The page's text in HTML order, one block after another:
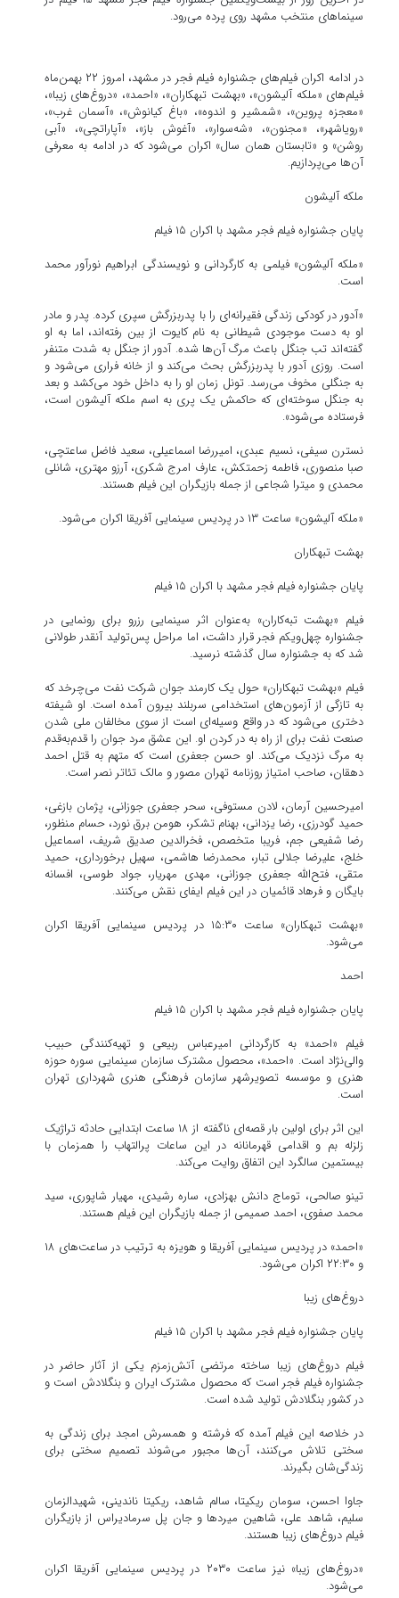
سینماهای منتخب مشهد روی پرده می‌رود.
در ادامه اکران فیلم‌های جشنواره فیلم فجر در مشهد، امروز ۲۲ بهمن‌ماه
فیلم‌های «ملکه آلیشون»، «بهشت تبهکاران»، «احمد»، «دروغ‌های زیبا»،
«معجزه پروین»، «شمشیر و اندوه»، «باغ کیانوش»، «آسمان غرب»،
«رویاشهر»، «مجنون»، «شه‌سوار»، «آغوش باز»، «آپاراتچی»، «آبی
روشن» و «تابستان همان سال» اکران می‌شود که در ادامه به معرفی
آن‌ها می‌پردازیم.
ملکه آلیشون
پایان جشنواره فیلم فجر مشهد با اکران ۱۵ فیلم
«ملکه آلیشون» فیلمی به کارگردانی و نویسندگی ابراهیم نورآور محمد
است.
«آدور در کودکی زندگی فقیرانه‌ای را با پدربزرگش سپری کرده. پدر و مادر
او به دست موجودی شیطانی به نام کایوت از بین رفته‌اند، اما به او
گفته‌اند تب جنگل باعث مرگ آن‌ها شده. آدور از جنگل به شدت متنفر
است. روزی آدور با پدربزرگش بحث می‌کند و از خانه فراری می‌شود و
به جنگلی مخوف می‌رسد. تونل زمان او را به داخل خود می‌کشد و بعد
به جنگل سوخته‌ای که حاکمش یک پری به اسم ملکه آلیشون است،
فرستاده می‌شود».
نسترن سیفی، نسیم عبدی، امیررضا اسماعیلی، سعید فاضل ساعتچی،
صبا منصوری، فاطمه زحمتکش، عارف امرج شکری، آرزو مهتری، شانلی
محمدی و میترا شجاعی از جمله بازیگران این فیلم هستند.
«ملکه آلیشون» ساعت ۱۳ در پردیس سینمایی آفریقا اکران می‌شود.
بهشت تبهکاران
پایان جشنواره فیلم فجر مشهد با اکران ۱۵ فیلم
فیلم «بهشت تبه‌کاران» به‌عنوان اثر سینمایی رزرو برای رونمایی در
جشنواره چهل‌ویکم فجر قرار داشت، اما مراحل پس‌تولید آنقدر طولانی
شد که به جشنواره سال گذشته نرسید.
فیلم «بهشت تبهکاران» حول یک کارمند جوان شرکت نفت می‌چرخد که
به تازگی از آزمون‌های استخدامی سربلند بیرون آمده است. او شیفته‌
دختری می‌شود که در واقع وسیله‌ای است از سوی مخالفان ملی شدن
صنعت نفت برای از راه به در کردن او. این عشق مرد جوان را قدم‌به‌قدم
به مرگ نزدیک می‌کند. او حسن جعفری است که متهم به قتل احمد
دهقان، صاحب امتیاز روزنامه تهران مصور و مالک تئاتر نصر است.
امیرحسین آرمان، لادن مستوفی، سحر جعفری جوزانی، پژمان بازغی،
حمید گودرزی، رضا یزدانی، بهنام تشکر، هومن برق‌ نورد، حسام منظور،
رضا شفیعی‌ جم، فریبا متخصص، فخرالدین صدیق شریف، اسماعیل
خلج، علیرضا جلالی ‌تبار، محمدرضا هاشمی، سهیل برخورداری، حمید
متقی، فتح‌الله جعفری جوزانی، مهدی مهریار، جواد طوسی، افسانه
بایگان و فرهاد قائمیان در این فیلم ایفای نقش می‌کنند.
«بهشت تبهکاران» ساعت ۱۵:۳۰ در پردیس سینمایی آفریقا اکران
می‌شود.
احمد
پایان جشنواره فیلم فجر مشهد با اکران ۱۵ فیلم
فیلم «احمد» به کارگردانی امیرعباس ربیعی و تهیه‌کنندگی حبیب
والی‌نژاد است. «احمد»، محصول مشترک سازمان سینمایی سوره حوزه
هنری و موسسه تصویرشهر سازمان فرهنگی هنری شهرداری تهران
است.
این اثر برای اولین بار قصه‌ای ناگفته از ۱۸ ساعت ابتدایی حادثه تراژیک
زلزله بم و اقدامی قهرمانانه در این ساعات پرالتهاب را همزمان با
بیستمین سالگرد این اتفاق روایت می‌کند.
تینو صالحی، توماج دانش بهزادی، ساره رشیدی، مهیار شاپوری، سید
محمد صفوی، احمد صمیمی از جمله بازیگران این فیلم هستند.
«احمد» در پردیس سینمایی آفریقا و هویزه به ترتیب در ساعت‌های ۱۸
و ۲۲:۳۰ اکران می‌شود.
دروغ‌های زیبا
پایان جشنواره فیلم فجر مشهد با اکران ۱۵ فیلم
فیلم دروغ‌های زیبا ساخته مرتضی آتش‌زمزم یکی از آثار حاضر در
جشنواره فیلم فجر است که محصول مشترک ایران و بنگلادش است و
در کشور بنگلادش تولید شده است.
در خلاصه این فیلم آمده که فرشته و همسرش امجد برای زندگی به
سختی تلاش می‌کنند، آن‌ها مجبور می‌شوند تصمیم سختی برای
زندگی‌شان بگیرند.
جاوا احسن، سومان ریکیتا، سالم شاهد، ریکیتا ناندینی، شهیدالزمان
سلیم، شاهد علی، شاهین میردها و جان پل سرمادیراس از بازیگران
فیلم دروغ‌های زیبا هستند.
«دروغ‌های زیبا» نیز ساعت ۲۰۳۰ در پردیس سینمایی آفریقا اکران
می‌شود.